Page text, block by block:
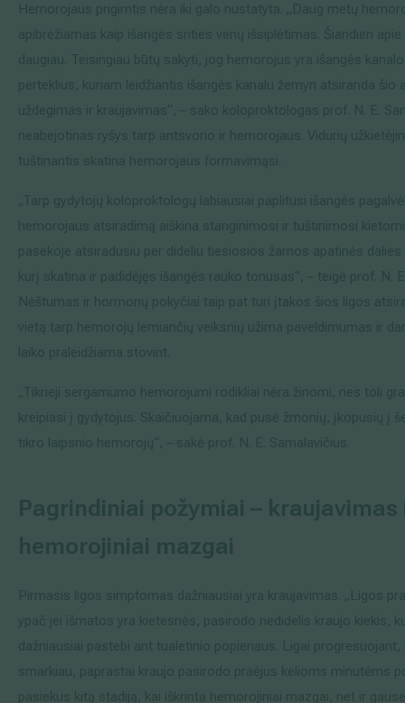
Hemorojaus prigimtis nėra iki galo nustatyta. „Daug metų
apibrėžiamas kaip išangės srities venų išsiplėtimas. Šiandien
daugiau. Teisingiau būtų sakyti, jog hemorojus yra išangės
perteklius, kuriam leidžiantis išangės kanalu žemyn atsiranda šio
uždegimas ir kraujavimas“, – sako koloproktologas prof. N. E.
neabejotinas ryšys tarp antsvorio ir hemorojaus. Vidurių
tuštinantis skatina hemorojaus formavimąsi.
„Tarp gydytojų koloproktologų labiausiai paplitusi išangės
hemorojaus atsiradimą aiškina stanginimosi ir tuštinimosi
pasekoje atsiradusiu per dideliu tiesiosios žarnos apatinės
kurį skatina ir padidėjęs išangės rauko tonusas“, – teigė prof. N.
Nėštumas ir hormonų pokyčiai taip pat turi įtakos šios ligos
vietą tarp hemorojų lemiančių veiksnių užima paveldimumas ir
laiko praleidžiama stovint.
„Tikrieji sergamumo hemorojumi rodikliai nėra žinomi, nes toli
kreipiasi į gydytojus. Skaičiuojama, kad pusė žmonių, įkopusių į
tikro laipsnio hemorojų“, – sakė prof. N. E. Samalavičius.
Pagrindiniai požymiai – kraujavimas
hemorojiniai mazgai
Pirmasis ligos simptomas dažniausiai yra kraujavimas. „Ligos
ypač jei išmatos yra kietesnės, pasirodo nedidelis kraujo kiekis,
dažniausiai pastebi ant tualetinio popieriaus. Ligai progresuojant,
smarkiau, paprastai kraujo pasirodo praėjus kelioms minutėms
pasiekus kitą stadiją, kai iškrinta hemorojiniai mazgai, net ir